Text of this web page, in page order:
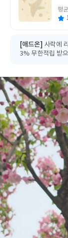
평균
[애드온] 사락에
3% 무한적립 받